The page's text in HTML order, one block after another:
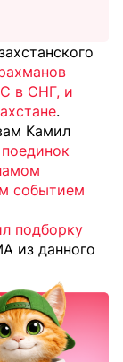
в СНГ, и
.
Камил
поединок
событием
подборку
из данного